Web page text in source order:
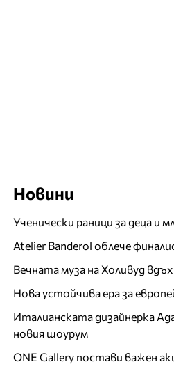
Новини
Ученически раници за деца и
Atelier Banderol облече
Вечната муза на Холивуд
Нова устойчива ера за
Италианската дизайнерка
новия шоурум
ONE Gallery постави важен